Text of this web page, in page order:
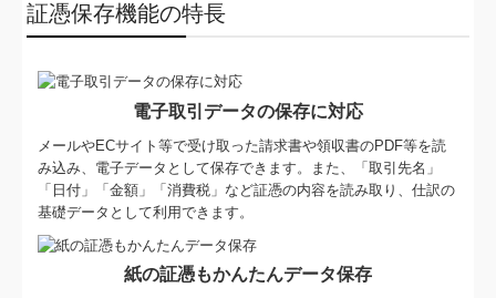
証憑保存機能の特長
電子取引データの保存に対応
メールやECサイト等で受け取った請求書や領収書のPDF等を読
み込み、電子データとして保存できます。また、「取引先名」
「日付」「金額」「消費税」など証憑の内容を読み取り、仕訳の
基礎データとして利用できます。
紙の証憑もかんたんデータ保存